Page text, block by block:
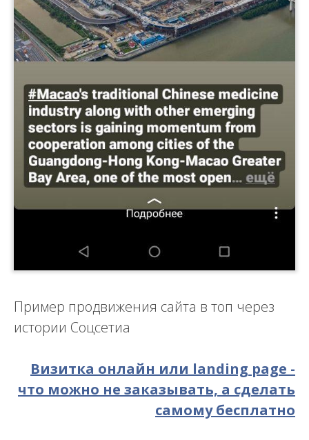
Пример продвижения сайта в топ через
истории Соцсетиа
Визитка онлайн или landing page -
что можно не заказывать, а сделать
самому бесплатно